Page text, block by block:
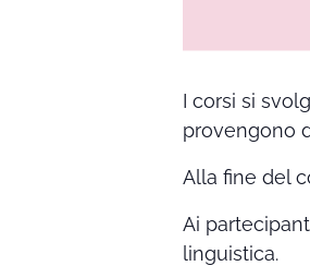
I corsi si
provengono
Alla fine del
Ai
linguistica.